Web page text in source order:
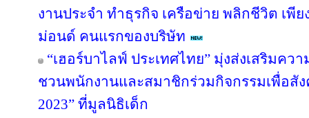
งานประจำ ทำธุรกิจ เครือข่าย พลิกชีวิต เพี
ม่อนด์ คนแรกของบริษัท
“เฮอร์บาไลฟ์ ประเทศไทย” มุ่งส่งเสริมค
ชวนพนักงานและสมาชิกร่วมกิจกรรมเพื่อสังค
2023” ที่มูลนิธิเด็ก